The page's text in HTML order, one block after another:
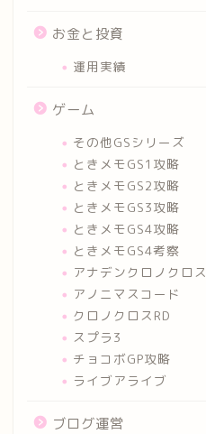
お金と投資
運用実績
ゲーム
その他GSシリーズ
ときメモGS1攻略
ときメモGS2攻略
ときメモGS3攻略
ときメモGS4攻略
ときメモGS4考察
アナデンクロノクロス
アノニマスコード
クロノクロスRD
スプラ3
チョコボGP攻略
ライブアライブ
ブログ運営